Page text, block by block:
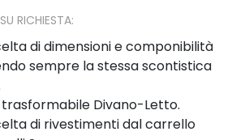
RICHIESTA:
di dimensioni e componibilità
sempre la stessa scontistica
Divano-Letto.
di rivestimenti dal carrello